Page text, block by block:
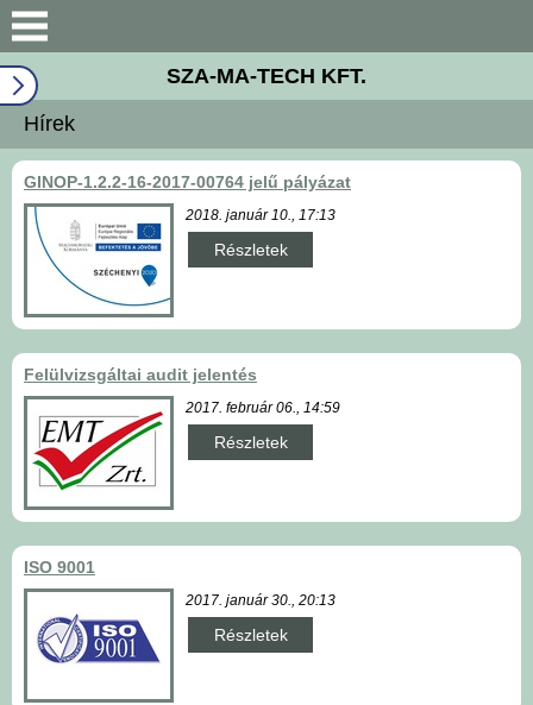
Bemutatkozás
Wind system
Géppark
ISO 9001
Széchenyi 2020
Elérhetőségek
Hírek
SZA-MA-TECH KFT.
Hírek
GINOP-1.2.2-16-2017-00764 jelű pályázat
2018. január 10., 17:13
Részletek
Felülvizsgáltai audit jelentés
2017. február 06., 14:59
Részletek
ISO 9001
2017. január 30., 20:13
Részletek